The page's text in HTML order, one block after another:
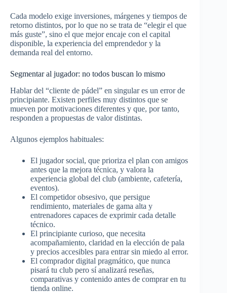
Cada modelo exige inversiones, márgenes y tiempos de
retorno distintos, por lo que no se trata de “elegir el que
más guste”, sino el que mejor encaje con el capital
disponible, la experiencia del emprendedor y la
demanda real del entorno.​
Segmentar al jugador: no todos buscan lo mismo
Hablar del “cliente de pádel” en singular es un error de
principiante. Existen perfiles muy distintos que se
mueven por motivaciones diferentes y que, por tanto,
responden a propuestas de valor distintas.​
Algunos ejemplos habituales:
El jugador social, que prioriza el plan con amigos
antes que la mejora técnica, y valora la
experiencia global del club (ambiente, cafetería,
eventos).​
El competidor obsesivo, que persigue
rendimiento, materiales de gama alta y
entrenadores capaces de exprimir cada detalle
técnico.​
El principiante curioso, que necesita
acompañamiento, claridad en la elección de pala
y precios accesibles para entrar sin miedo al error.​
El comprador digital pragmático, que nunca
pisará tu club pero sí analizará reseñas,
comparativas y contenido antes de comprar en tu
tienda online.​